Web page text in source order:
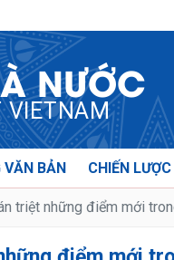
NƯỚC
VIETNAM
VĂN BẢN CHIẾN
triệt những điểm mới